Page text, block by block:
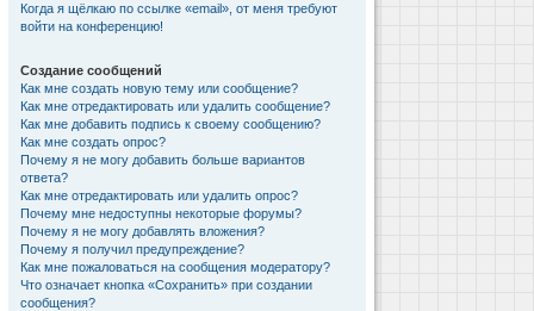
Когда я щёлкаю по ссылке «email», от меня требуют
войти на конференцию!
Создание сообщений
Как мне создать новую тему или сообщение?
Как мне отредактировать или удалить сообщение?
Как мне добавить подпись к своему сообщению?
Как мне создать опрос?
Почему я не могу добавить больше вариантов
ответа?
Как мне отредактировать или удалить опрос?
Почему мне недоступны некоторые форумы?
Почему я не могу добавлять вложения?
Почему я получил предупреждение?
Как мне пожаловаться на сообщения модератору?
Что означает кнопка «Сохранить» при создании
сообщения?